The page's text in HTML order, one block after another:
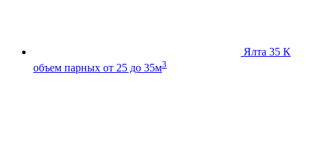
Ялта 35 К
объем парных от 25 до 35м3